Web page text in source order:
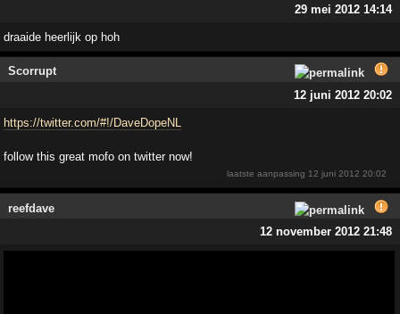
29 mei 2012 14:14
draaide heerlijk op hoh
Scorrupt
12 juni 2012 20:02
https://twitter.com/#!/DaveDopeNL
follow this great mofo on twitter now!
laatste aanpassing 12 juni 2012 20:02
reefdave
12 november 2012 21:48